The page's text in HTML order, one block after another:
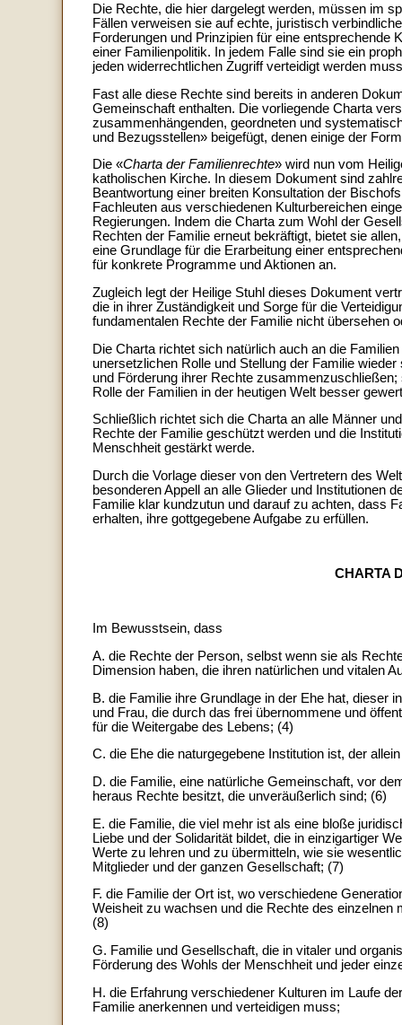
Die Rechte, die hier dargelegt werden, müssen im
Fällen verweisen sie auf echte, juristisch
Forderungen und Prinzipien für eine
einer Familienpolitik. In jedem Falle sind sie ein
jeden widerrechtlichen Zugriff verteidigt werden
Fast alle diese Rechte sind bereits in anderen
Gemeinschaft enthalten. Die vorliegende Charta
zusammenhängenden, geordneten und
und Bezugsstellen» beigefügt, denen einige der
Die «Charta der Familienrechte» wird nun vom
katholischen Kirche. In diesem Dokument sind
Beantwortung einer breiten Konsultation der
Fachleuten aus verschiedenen Kulturbereichen
Regierungen. Indem die Charta zum Wohl der
Rechten der Familie erneut bekräftigt, bietet sie
eine Grundlage für die Erarbeitung einer
für konkrete Programme und Aktionen an.
Zugleich legt der Heilige Stuhl dieses Dokument
die in ihrer Zuständigkeit und Sorge für die
fundamentalen Rechte der Familie nicht übersehen
Die Charta richtet sich natürlich auch an die
unersetzlichen Rolle und Stellung der Familie
und Förderung ihrer Rechte
Rolle der Familien in der heutigen Welt besser
Schließlich richtet sich die Charta an alle Männer
Rechte der Familie geschützt werden und die
Menschheit gestärkt werde.
Durch die Vorlage dieser von den Vertretern des
besonderen Appell an alle Glieder und Institutionen
Familie klar kundzutun und darauf zu achten, dass
erhalten, ihre gottgegebene Aufgabe zu erfüllen.
CHARTA
Im Bewusstsein, dass
A. die Rechte der Person, selbst wenn sie als
Dimension haben, die ihren natürlichen und vitalen
B. die Familie ihre Grundlage in der Ehe hat, dieser
und Frau, die durch das frei übernommene und
für die Weitergabe des Lebens; (4)
C. die Ehe die naturgegebene Institution ist, der
D. die Familie, eine natürliche Gemeinschaft, vor
heraus Rechte besitzt, die unveräußerlich sind; (6)
E. die Familie, die viel mehr ist als eine bloße
Liebe und der Solidarität bildet, die in einzigartiger
Werte zu lehren und zu übermitteln, wie sie
Mitglieder und der ganzen Gesellschaft; (7)
F. die Familie der Ort ist, wo verschiedene
Weisheit zu wachsen und die Rechte des einzelnen
(8)
G. Familie und Gesellschaft, die in vitaler und
Förderung des Wohls der Menschheit und jeder
H. die Erfahrung verschiedener Kulturen im Laufe
Familie anerkennen und verteidigen muss;